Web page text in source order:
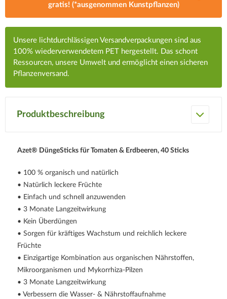
gratis! (*ausgenommen Kunstpflanzen)
Unsere lichtdurchlässigen Versandverpackungen sind aus
100% wiederverwendetem PET hergestellt. Das schont
Ressourcen, unsere Umwelt und ermöglicht einen sicheren
Pflanzenversand.
Produktbeschreibung
Azet® DüngeSticks für Tomaten & Erdbeeren, 40 Sticks
• 100 % organisch und natürlich
• Natürlich leckere Früchte
• Einfach und schnell anzuwenden
• 3 Monate Langzeitwirkung
• Kein Überdüngen
• Sorgen für kräftiges Wachstum und reichlich leckere
Früchte
• Einzigartige Kombination aus organischen Nährstoffen,
Mikroorganismen und Mykorrhiza-Pilzen
• 3 Monate Langzeitwirkung
• Verbessern die Wasser- & Nährstoffaufnahme